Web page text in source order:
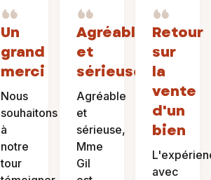
Un
grand
merci
Nous
souhaitons
à
notre
tour
Agréable
et
sérieuse
Agréable
et
sérieuse,
Mme
Gil
Retour
sur
la
vente
d'un
bien
avec